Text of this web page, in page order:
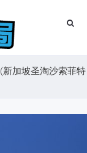
加坡圣淘沙索菲特